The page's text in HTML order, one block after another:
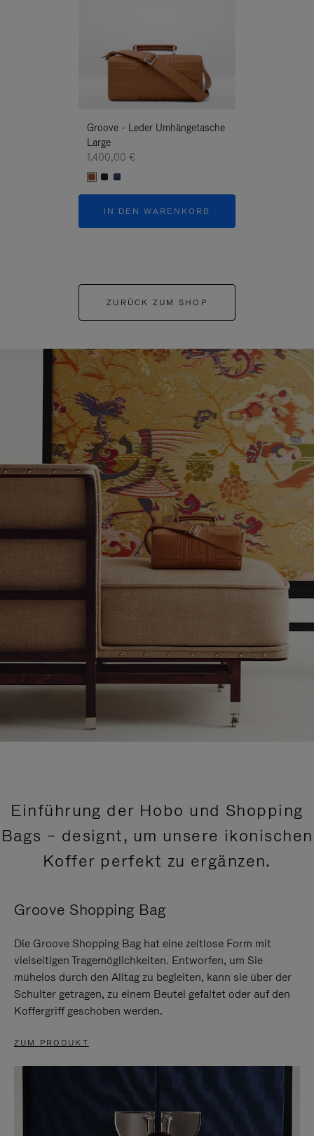
Groove - Leder Umhängetasche
Large
1.400,00 €
IN DEN WARENKORB
ZURÜCK ZUM SHOP
Einführung der Hobo und Shopping
Bags – designt, um unsere ikonischen
Koffer perfekt zu ergänzen.
Groove Shopping Bag
Die Groove Shopping Bag hat eine zeitlose Form mit
vielseitigen Tragemöglichkeiten. Entworfen, um Sie
mühelos durch den Alltag zu begleiten, kann sie über der
Schulter getragen, zu einem Beutel gefaltet oder auf den
Koffergriff geschoben werden.
ZUM PRODUKT